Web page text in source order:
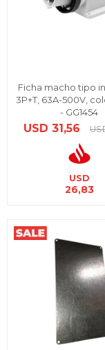
Ficha macho tipo
3P+T, 63A-500V,
- GG1454
USD 31,56
USD
26,83